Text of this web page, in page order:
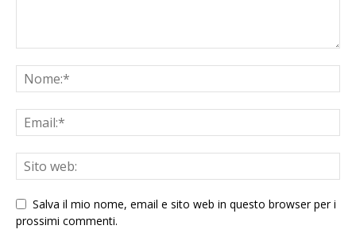
Salva il mio nome, email e sito web in questo browser per i
prossimi commenti.